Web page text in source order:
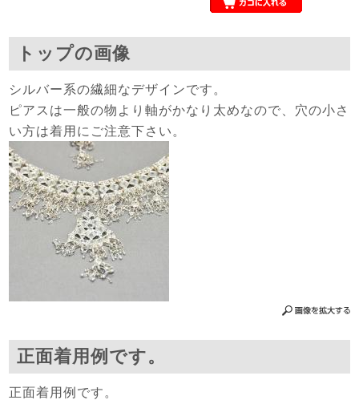
トップの画像
シルバー系の繊細なデザインです。
ピアスは一般の物より軸がかなり太めなので、穴の小さ
い方は着用にご注意下さい。
正面着用例です。
正面着用例です。